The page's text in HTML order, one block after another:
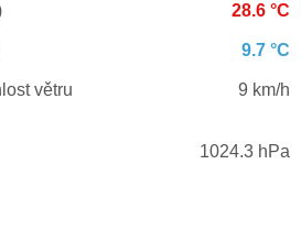
28.6 °C
9.7 °C
větru
9 km/h
1024.3 hPa